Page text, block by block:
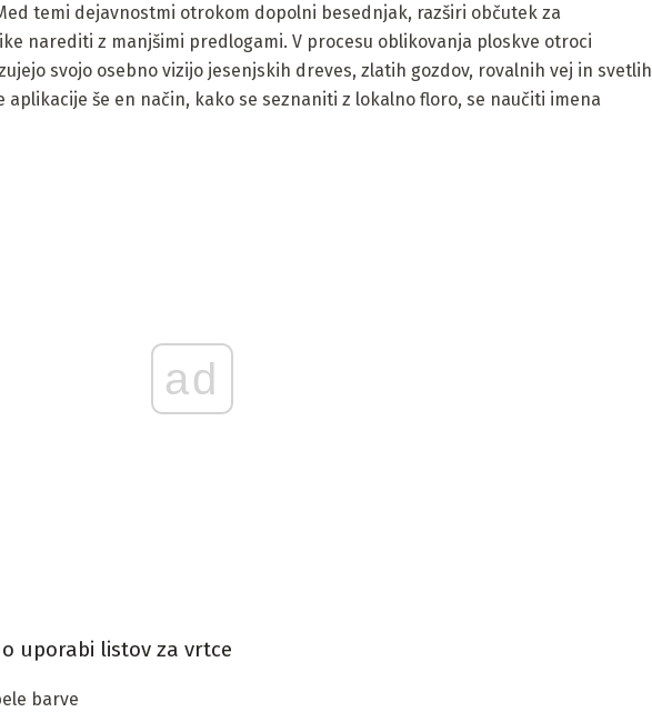
temi dejavnostmi otrokom dopolni besednjak, razširi občutek za
narediti z manjšimi predlogami. V procesu oblikovanja ploskve otroci
svojo osebno vizijo jesenjskih dreves, zlatih gozdov, rovalnih vej in svetlih
aplikacije še en način, kako se seznaniti z lokalno floro, se naučiti imena
ad
uporabi listov za vrtce
barve